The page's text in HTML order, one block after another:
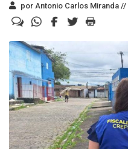
por Antonio Carlos Miranda //